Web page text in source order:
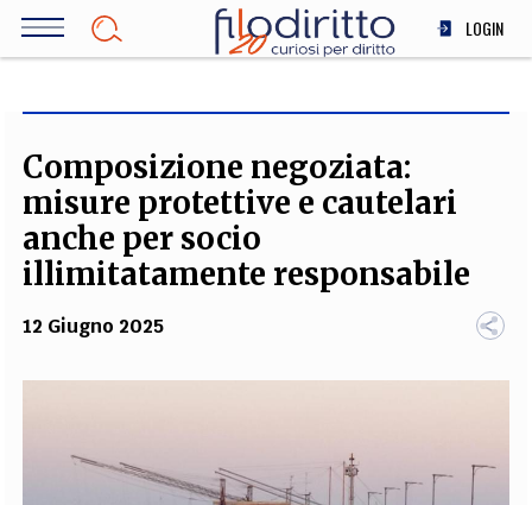
Salta
LOGIN
SOCIETÀ
MEDICINA
SCIENZA
STORIA E FILOSOFIA
FILODIRITTO REDAZIONE COMITATO SCIENTIFICO
CURATORI
FOTOGRAFI PARTNER COLLABORA CON NOI
Composizione negoziata:
misure protettive e cautelari
anche per socio
illimitatamente responsabile
12 Giugno 2025